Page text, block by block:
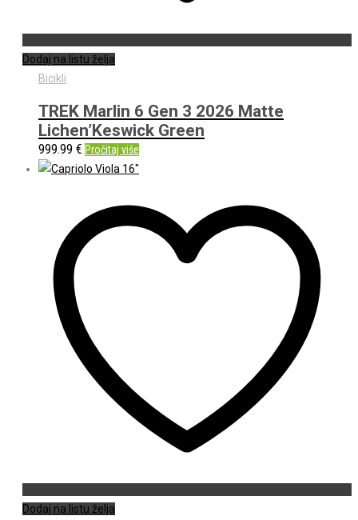
Dodaj na listu želja
Bicikli
TREK Marlin 6 Gen 3 2026 Matte
Lichen’Keswick Green
999.99 € Pročitaj više
Dodaj na listu želja